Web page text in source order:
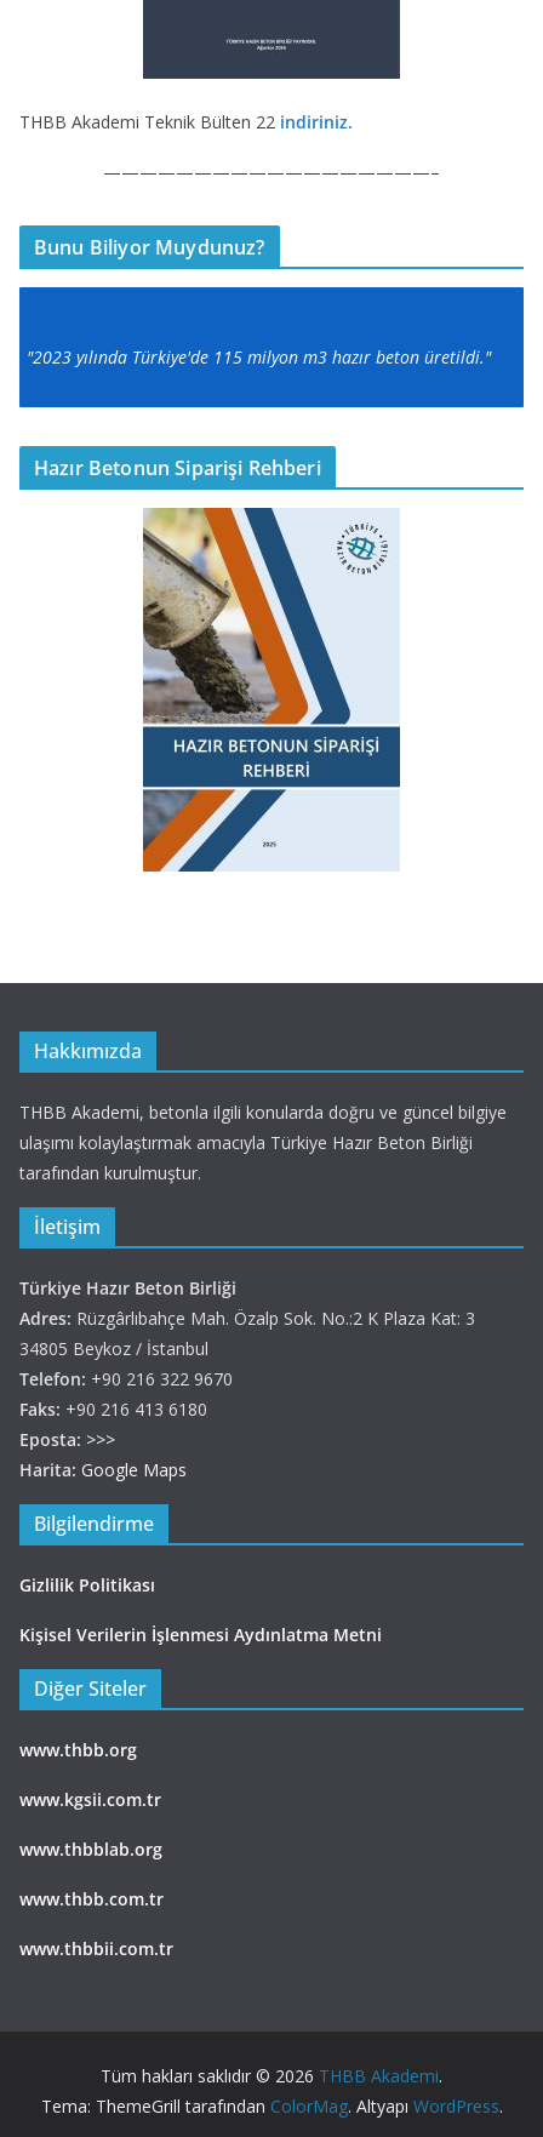
THBB Akademi Teknik Bülten 22 indiriniz.
——————————————————–
Bunu Biliyor Muydunuz?
"2023 yılında Türkiye'de 115 milyon m3 hazır beton üretildi."
Hazır Betonun Siparişi Rehberi
Hakkımızda
THBB Akademi, betonla ilgili konularda doğru ve güncel bilgiye
ulaşımı kolaylaştırmak amacıyla Türkiye Hazır Beton Birliği
tarafından kurulmuştur.
İletişim
Türkiye Hazır Beton Birliği
Adres: Rüzgârlıbahçe Mah. Özalp Sok. No.:2 K Plaza Kat: 3
34805 Beykoz / İstanbul
Telefon: +90 216 322 9670
Faks: +90 216 413 6180
Eposta: >>>
Harita: Google Maps
Bilgilendirme
Gizlilik Politikası
Kişisel Verilerin İşlenmesi Aydınlatma Metni
Diğer Siteler
www.thbb.org
www.kgsii.com.tr
www.thbblab.org
www.thbb.com.tr
www.thbbii.com.tr
Tüm hakları saklıdır © 2026 THBB Akademi.
Tema: ThemeGrill tarafından ColorMag. Altyapı WordPress.